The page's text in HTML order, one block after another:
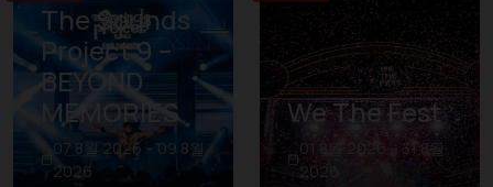
The Sounds
Project 9 –
BEYOND
MEMORIES
07 8월 2026 – 09 8월
2026
We The Fest
01 8월 2026 – 31 8월
2026